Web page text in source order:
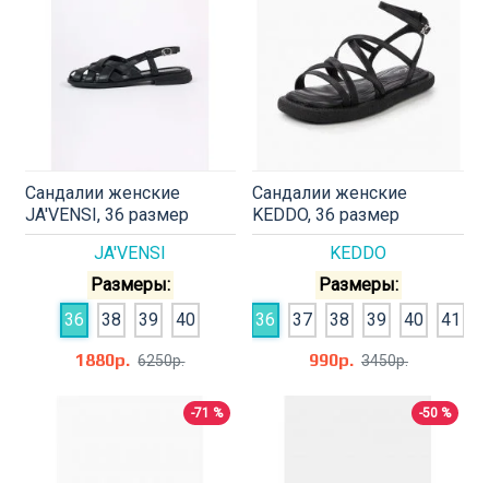
JA'VENSI
Сандалии женские
JA'VENSI, 36 размер
Размеры:
36
38 39
40
1880р. 6250р.
KEDDO
Сандалии женские
KEDDO, 36 размер
Размеры:
36
37 38 39 40
41
990р. 3450р.
-71 % -50 %